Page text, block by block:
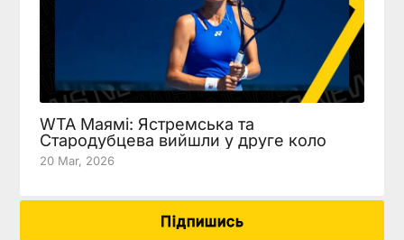
WTA Маямі: Ястремська та
Стародубцева вийшли у друге коло
20 Mar, 2026
Підпишись